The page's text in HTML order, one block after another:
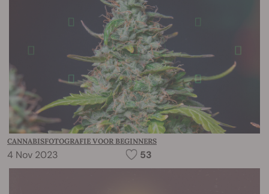
CANNABISFOTOGRAFIE VOOR BEGINNERS
4 Nov 2023 53